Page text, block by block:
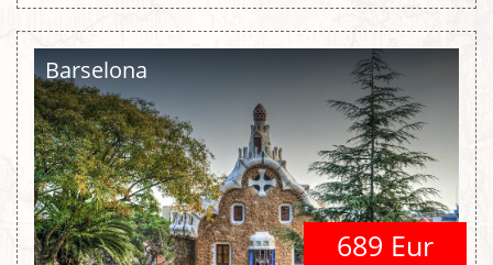
Barselona
689 Eur